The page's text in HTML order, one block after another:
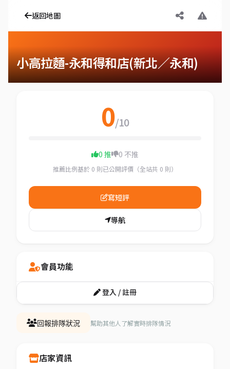
返回地圖
小高拉麵-永和得和店(新北／永和)
回報排隊狀況 幫助其他人了解實時排隊情況
店家資訊
0/10
0 推 0 不推
推薦比例基於 0 則已公開評價（全站共 0 則）
寫短評
導航
會員功能
登入 / 註冊